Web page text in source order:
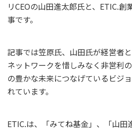
リCEOの山田進太郎氏と、ETIC.創
事です。
記事では笠原氏、山田氏が経営者
ネットワークを惜しみなく非営利
の豊かな未来につなげているビジ
れています。
ETIC.は、「みてね基金」、「山田